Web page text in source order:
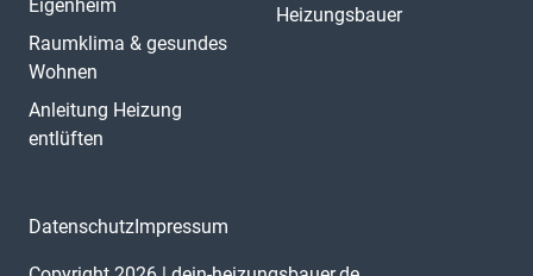
Eigenheim
Raumklima & gesundes
Wohnen
Anleitung Heizung
entlüften
Heizungsbauer
DatenschutzImpressum